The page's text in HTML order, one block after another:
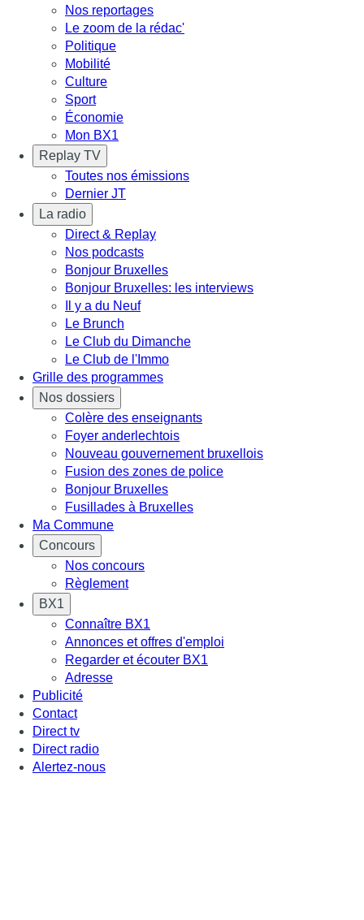
Nos reportages
Le zoom de la rédac'
Politique
Mobilité
Culture
Sport
Économie
Mon BX1
Replay TV
Toutes nos émissions
Dernier JT
La radio
Direct & Replay
Nos podcasts
Bonjour Bruxelles
Bonjour Bruxelles: les interviews
Il y a du Neuf
Le Brunch
Le Club du Dimanche
Le Club de l'Immo
Grille des programmes
Nos dossiers
Colère des enseignants
Foyer anderlechtois
Nouveau gouvernement bruxellois
Fusion des zones de police
Bonjour Bruxelles
Fusillades à Bruxelles
Ma Commune
Concours
Nos concours
Règlement
BX1
Connaître BX1
Annonces et offres d'emploi
Regarder et écouter BX1
Adresse
Publicité
Contact
Direct tv
Direct radio
Alertez-nous